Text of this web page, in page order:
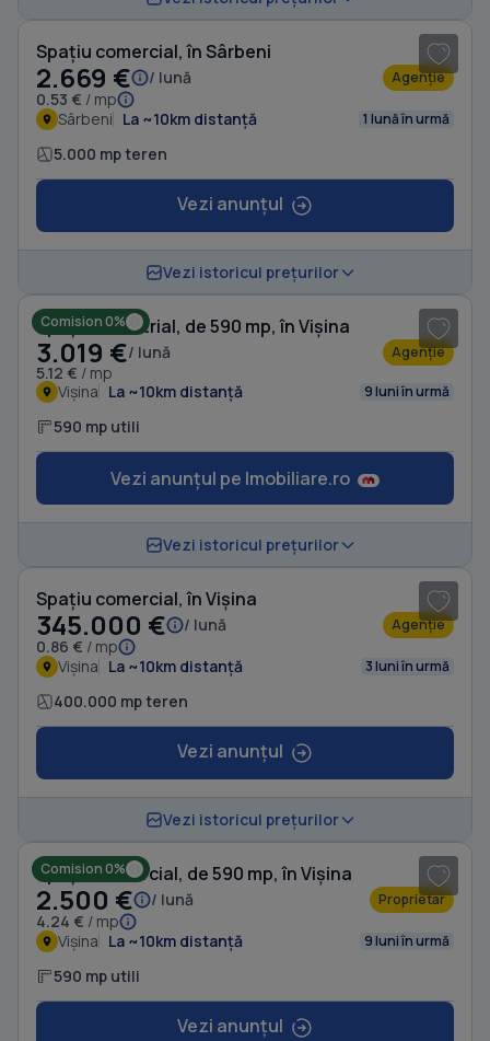
Spațiu comercial, în Sârbeni
2.669 €
/ lună
0.53 € / mp
Agenție
Sârbeni La ~10km distanță 1 lună în urmă
5.000 mp teren
Vezi anunțul
Vezi istoricul prețurilor
Comision 0%
Spațiu industrial, de 590 mp, în Vișina
3.019 €/ lună
5.12 € / mp
Agenție
Vișina La ~10km distanță 9 luni în urmă
590 mp utili
Vezi anunțul pe Imobiliare.ro
Vezi istoricul prețurilor
Spațiu comercial, în Vișina
345.000 €
/ lună
0.86 € / mp
Agenție
Vișina La ~10km distanță 3 luni în urmă
400.000 mp teren
Vezi anunțul
Vezi istoricul prețurilor
Comision 0%
Spațiu comercial, de 590 mp, în Vișina
2.500 €
/ lună
4.24 € / mp
Proprietar
Vișina La ~10km distanță 9 luni în urmă
590 mp utili
Vezi anunțul